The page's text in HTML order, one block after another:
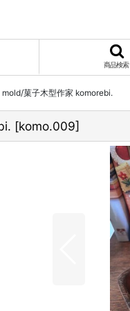
商品検索
菓子木型作家 komorebi.
[komo.009]